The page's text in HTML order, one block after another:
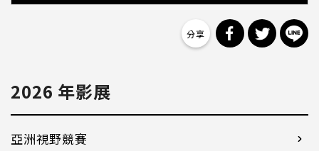
分享到分享到
2026 年影展
亞洲視野競賽